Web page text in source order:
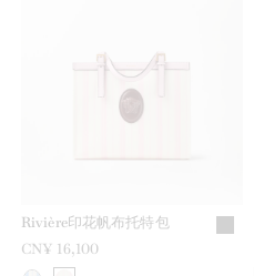
Rivière印花帆布托特包
CN¥ 16,100